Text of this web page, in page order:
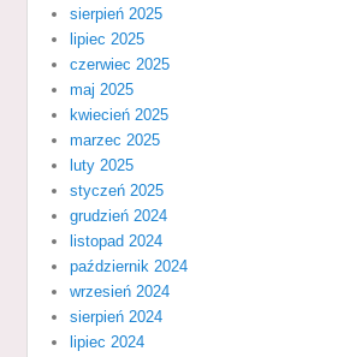
sierpień 2025
lipiec 2025
czerwiec 2025
maj 2025
kwiecień 2025
marzec 2025
luty 2025
styczeń 2025
grudzień 2024
listopad 2024
październik 2024
wrzesień 2024
sierpień 2024
lipiec 2024